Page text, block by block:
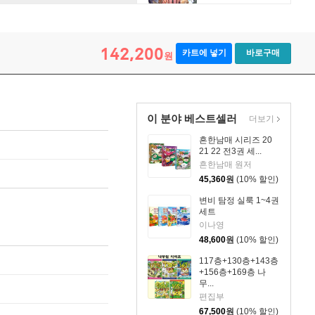
142,200원 카트에 넣기 바로구매
이 분야 베스트셀러
흔한남매 시리즈 20
21 22 전3권 세...
흔한남매 원저
45,360원 (10% 할인)
변비 탐정 실룩 1~4권
세트
이나영
48,600원 (10% 할인)
117층+130층+143층
+156층+169층 나
무...
편집부
67,500원 (10% 할인)
더보기